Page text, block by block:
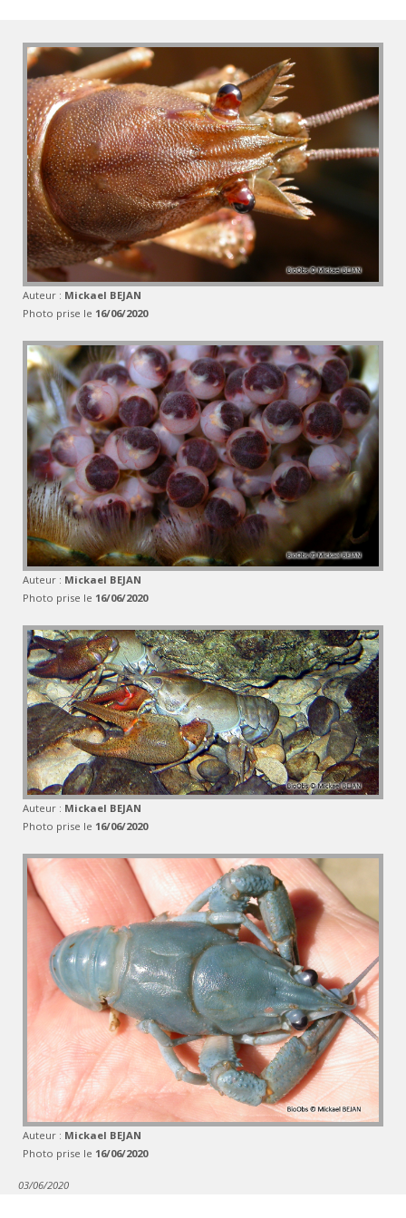
Auteur : Mickael BEJAN
Photo prise le 16/06/2020
Auteur : Mickael BEJAN
Photo prise le 16/06/2020
Auteur : Mickael BEJAN
Photo prise le 16/06/2020
Auteur : Mickael BEJAN
Photo prise le 16/06/2020
03/06/2020